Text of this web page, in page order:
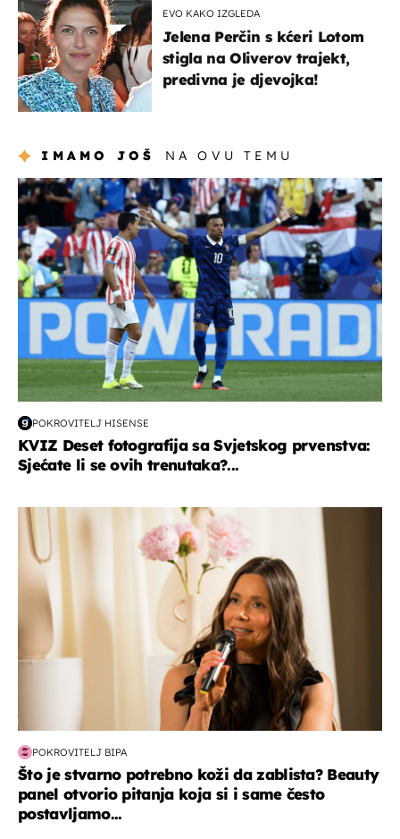
EVO KAKO IZGLEDA
Jelena Perčin s kćeri Lotom
stigla na Oliverov trajekt,
predivna je djevojka!
IMAMO JOŠ NA OVU TEMU
svjetsko prvenstvo 2026
POKROVITELJ HISENSE
KVIZ Deset fotografija sa Svjetskog prvenstva:
Sjećate li se ovih trenutaka?...
moda & ljepota
POKROVITELJ BIPA
Što je stvarno potrebno koži da zablista? Beauty
panel otvorio pitanja koja si i same često
postavljamo...